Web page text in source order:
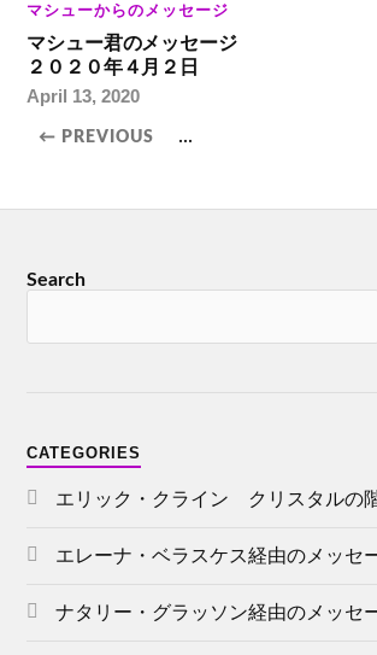
マシューからのメッセージ
マシュー君のメッセージ
２０２０年４月２日
April 13, 2020
← PREVIOUS ...
Search
CATEGORIES
エリック・クライン クリスタルの
エレーナ・ベラスケス経由のメッセ
ナタリー・グラッソン経由のメッセ